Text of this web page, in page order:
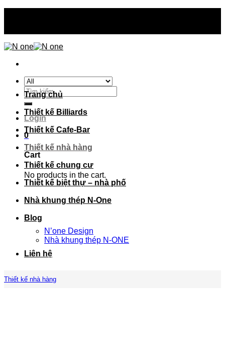
Search
for:
Login
0
Cart
No products in the cart.
Trang chủ
Thiết kế Billiards
Thiết kế Cafe-Bar
Thiết kế nhà hàng
Thiết kế chung cư
Thiết kế biệt thự – nhà phố
Nhà khung thép N-One
Blog
N’one Design
Nhà khung thép N-ONE
Liên hệ
Thiết kế nhà hàng